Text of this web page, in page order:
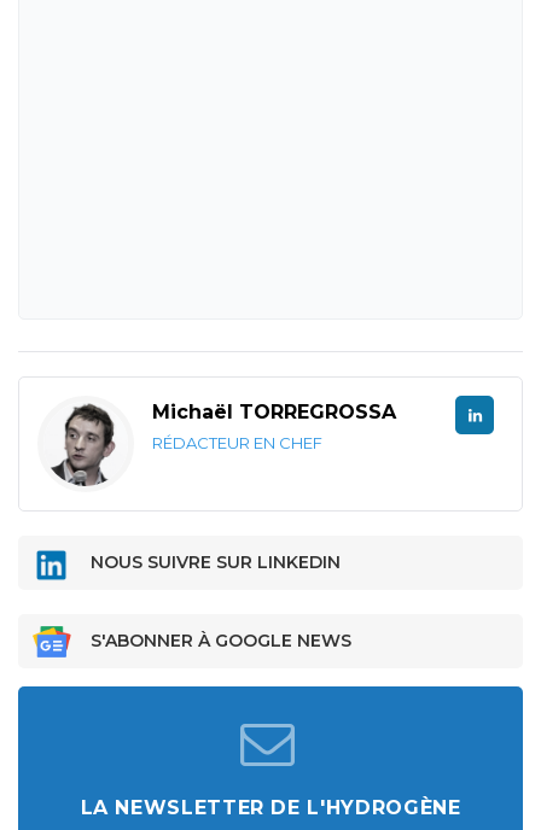
Michaël TORREGROSSA
RÉDACTEUR EN CHEF
NOUS SUIVRE SUR LINKEDIN
S'ABONNER À GOOGLE NEWS
LA NEWSLETTER DE L'HYDROGÈNE